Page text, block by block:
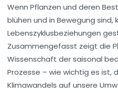
Wenn Pflanzen und deren
blühen und in Bewegung sind,
Lebenszyklusbeziehungen
Zusammengefasst zeigt die
Wissenschaft der saisonal
Prozesse – wie wichtig es ist,
Klimawandels auf unsere